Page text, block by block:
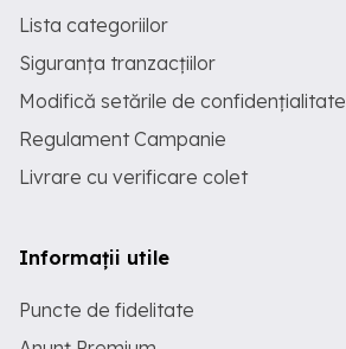
Lista categoriilor
Siguranța tranzacțiilor
Modifică setările de confidențialitate
Regulament Campanie
Livrare cu verificare colet
Informații utile
Puncte de fidelitate